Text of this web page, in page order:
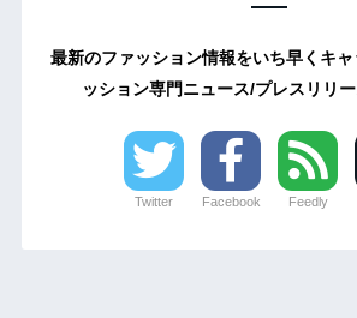
最新のファッション情報をいち早くキ
ッション専門ニュース/プレスリリ
Twitter Facebook Feedly